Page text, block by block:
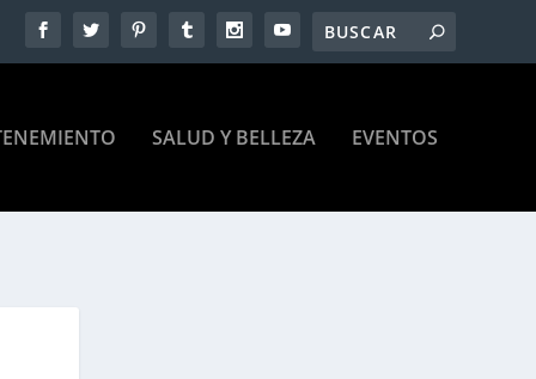
SALUD Y BELLEZA EVENTOS